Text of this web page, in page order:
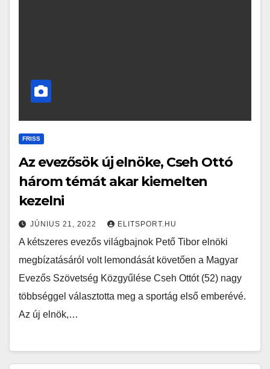
FRISS
Az evezősök új elnöke, Cseh Ottó
három témát akar kiemelten
kezelni
JÚNIUS 21, 2022 ELITSPORT.HU
A kétszeres evezős világbajnok Pető Tibor elnöki
megbízatásáról volt lemondását követően a Magyar
Evezős Szövetség Közgyűlése Cseh Ottót (52) nagy
többséggel választotta meg a sportág első emberévé.
Az új elnök,…